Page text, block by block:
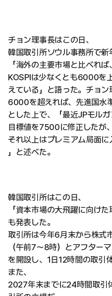
チョン理事長はこの日、
韓国取引所ソウル事務所で新
「海外の主要市場と比べれば、
KOSPIは少なくとも6000を
えている」と語った。チョ
6000を超えれば、先進国水
とした上で、「最近JPモルガ
目標値を7500に修正したが、
それ以上はプレミアム局面
」と述べた。
韓国取引所はこの日、
「資本市場の大飛躍に向けた
も発表した。
取引所は今年6月末から株式
（午前7〜8時）とアフター
を開設し、1日12時間の取引
また、
2027年末までに24時間取引